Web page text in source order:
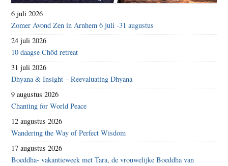
6 juli 2026
Zomer Avond Zen in Arnhem 6 juli -31 augustus
24 juli 2026
10 daagse Chöd retreat
31 juli 2026
Dhyana & Insight – Reevaluating Dhyana
9 augustus 2026
Chanting for World Peace
12 augustus 2026
Wandering the Way of Perfect Wisdom
17 augustus 2026
Boeddha- vakantieweek met Tara, de vrouwelijke Boeddha van